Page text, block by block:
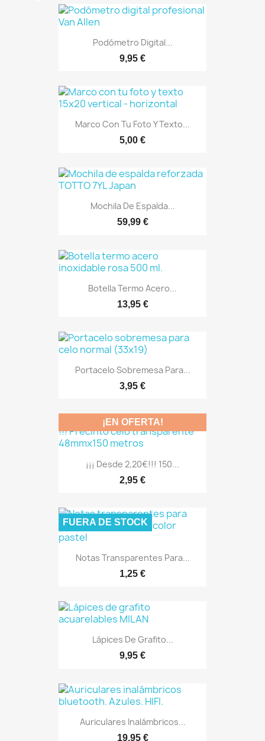
Podómetro Digital...
9,95 €
Marco Con Tu Foto Y Texto...
5,00 €
Mochila De Espalda...
59,99 €
Botella Termo Acero...
13,95 €
Portacelo Sobremesa Para...
3,95 €
¡¡¡ Desde 2,20€!!! 150...
2,95 €
¡EN OFERTA!
Notas Transparentes Para...
1,25 €
FUERA DE STOCK
Lápices De Grafito...
9,95 €
Auriculares Inalámbricos...
19,95 €